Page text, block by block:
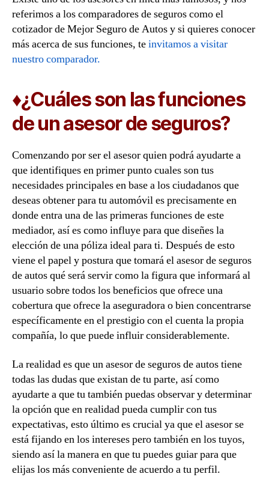
referimos a los comparadores de seguros como el
cotizador de Mejor Seguro de Autos y si quieres conocer
más acerca de sus funciones, teinvitamos a visitar
nuestro comparador.
♦¿Cuáles son las funciones
de un asesor de seguros?
Comenzando por ser el asesor quien podrá ayudarte a
que identifiques en primer punto cuales son tus
necesidades principales en base a los ciudadanos que
deseas obtener para tu automóvil es precisamente en
donde entra una de las primeras funciones de este
mediador, así es como influye para que diseñes la
elección de una póliza ideal para ti. Después de esto
viene el papel y postura que tomará el asesor de seguros
de autos qué será servir como la figura que informará al
usuario sobre todos los beneficios que ofrece una
cobertura que ofrece la aseguradora o bien concentrarse
específicamente en el prestigio con el cuenta la propia
compañía, lo que puede influir considerablemente.
La realidad es que un asesor de seguros de autos tiene
todas las dudas que existan de tu parte, así como
ayudarte a que tu también puedas observar y determinar
la opción que en realidad pueda cumplir con tus
expectativas, esto último es crucial ya que el asesor se
está fijando en los intereses pero también en los tuyos,
siendo así la manera en que tu puedes guiar para que
elijas los más conveniente de acuerdo a tu perfil.